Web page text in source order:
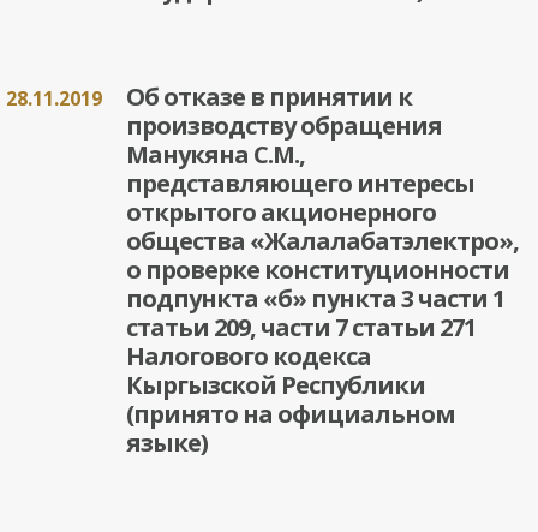
28.11.2019
Об отказе в принятии к
производству обращения
Манукяна С.М.,
представляющего интересы
открытого акционерного
общества «Жалалабатэлектро»,
о проверке конституционности
подпункта «б» пункта 3 части 1
статьи 209, части 7 статьи 271
Налогового кодекса
Кыргызской Республики
(принято на официальном
языке)